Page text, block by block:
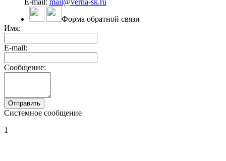
Форма обратной связи
Имя:
E-mail:
Сообщение:
Системное сообщение
1